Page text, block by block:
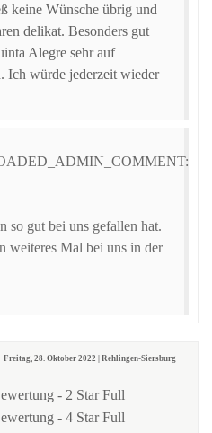
keine Wünsche übrig und
delikat. Besonders gut
Alegre sehr auf
Ich würde jederzeit wieder
so gut bei uns gefallen hat.
weiteres Mal bei uns in der
Freitag, 28. Oktober 2022 | Rehlingen-Siersburg